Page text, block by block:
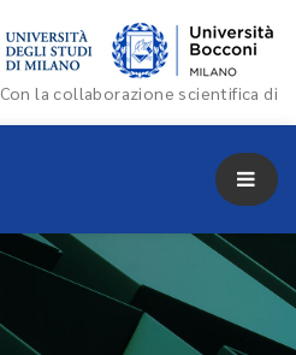
Con la collaborazione scientifica di